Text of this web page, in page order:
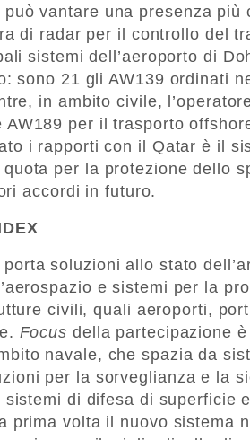
può vantare una presenza
di radar per il controllo del
sistemi dell’aeroporto di
sono 21 gli AW139 ordinati
in ambito civile,
AW189 per il trasporto
i rapporti con il Qatar è il
per la protezione dello
accordi in futuro.
soluzioni allo stato
e sistemi per la
civili, quali aeroporti,
Focus della partecipazione
navale, che spazia da
per la sorveglianza e la
di difesa di superficie
prima volta il nuovo sistema